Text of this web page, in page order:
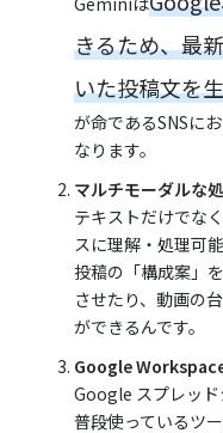
きるため、最
いた投稿文を
が命であるSNSに
なります。
マルチモーダルな
テキストだけでな
スに理解・処理可能
投稿の「構成案」
させたり、動画の
ができるんです。
Google
Google スプレッド
普段使っているツ